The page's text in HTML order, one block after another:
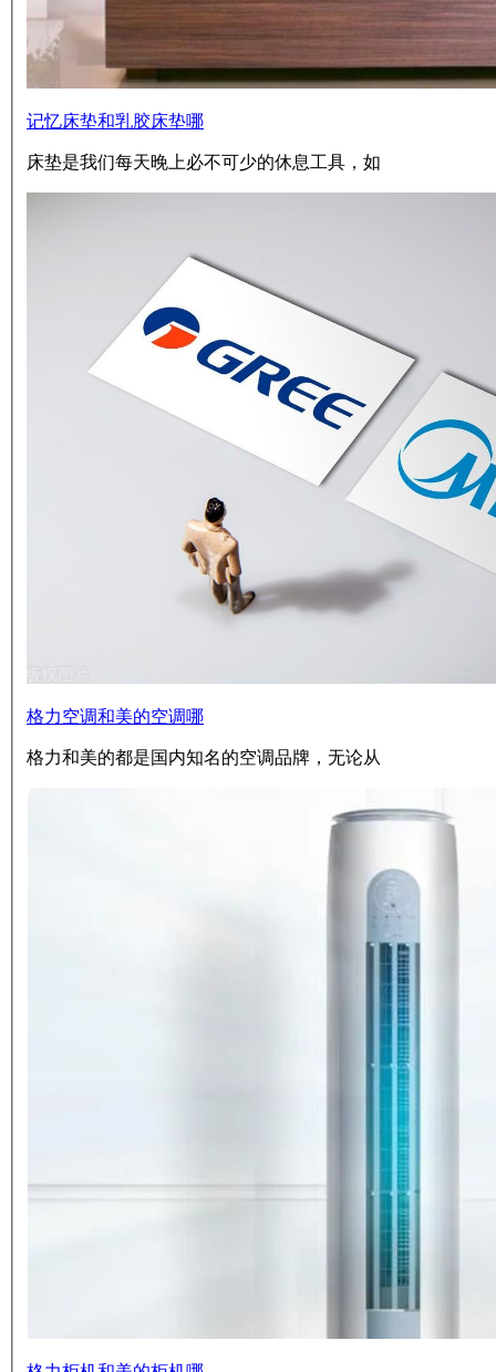
记忆床垫和乳胶床垫哪
床垫是我们每天晚上必不可少的休息工具，如
格力空调和美的空调哪
格力和美的都是国内知名的空调品牌，无论从